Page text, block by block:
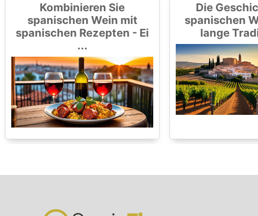
Kombinieren Sie
spanischen Wein mit
spanischen Rezepten - Ei
...
Die
spanischen
lange